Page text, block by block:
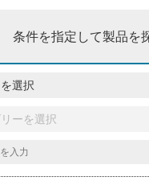
条件を指定して製品を